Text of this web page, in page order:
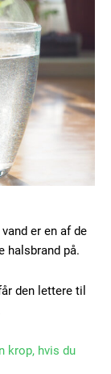
er en af de
halsbrand på.
den lettere til
krop, hvis du